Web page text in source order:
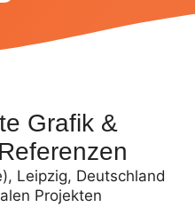
Grafik &
Leipzig, Deutschland
Projekten